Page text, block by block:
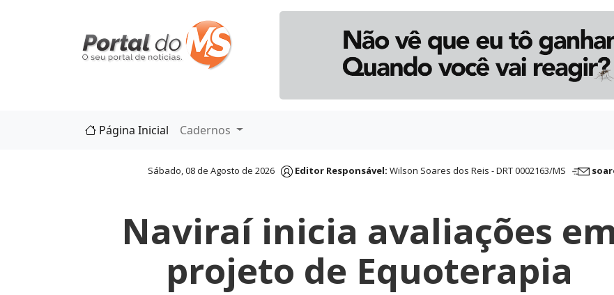
Página Inicial Cadernos
Sábado, 08 de Agosto de 2026 Editor Responsável: Wilson Soares dos Reis - DRT 0002163/MS
Naviraí inicia avaliações
projeto de Equoterapia